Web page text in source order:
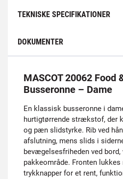
TEKNISKE SPECIFIKATIONER
DOKUMENTER
MASCOT 20062 Food
Busseronne – Dame
En klassisk busseronne i
hurtigtørrende strækstof, der
og pæn slidstyrke. Rib ved
afslutning, mens slids i
bevægelsesfriheden ved bord,
pakkeområde. Fronten
trykknapper for et rent,